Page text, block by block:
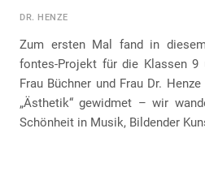
DR. HENZE
Zum ersten Mal fand in
fontes-Projekt für die Klassen 9
Frau Büchner und Frau Dr.
„Ästhetik“ gewidmet – wir
Schönheit in Musik, Bildender